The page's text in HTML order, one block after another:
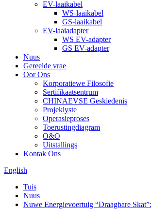
EV-laaikabel
WS-laaikabel
GS-laaikabel
EV-laaiadapter
WS EV-adapter
GS EV-adapter
Nuus
Gereelde vrae
Oor Ons
Korporatiewe Filosofie
Sertifikaatsentrum
CHINAEVSE Geskiedenis
Projeklyste
Operasieproses
Toerustingdiagram
O&O
Uitstallings
Kontak Ons
English
Tuis
Nuus
Nuwe Energievoertuig “Draagbare